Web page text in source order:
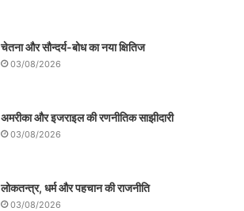
चेतना और सौन्दर्य-बोध का नया क्षितिज
03/08/2026
अमरीका और इजराइल की रणनीतिक साझीदारी
03/08/2026
लोकतन्त्र, धर्म और पहचान की राजनीति
03/08/2026